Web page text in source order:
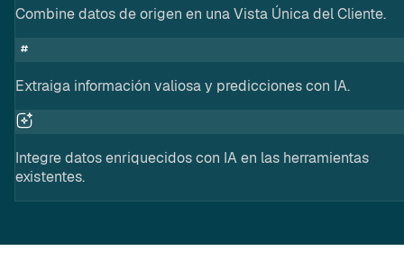
Combine datos de origen en una Vista Única del Cliente.
Extraiga información valiosa y predicciones con IA.
Integre datos enriquecidos con IA en las herramientas
existentes.